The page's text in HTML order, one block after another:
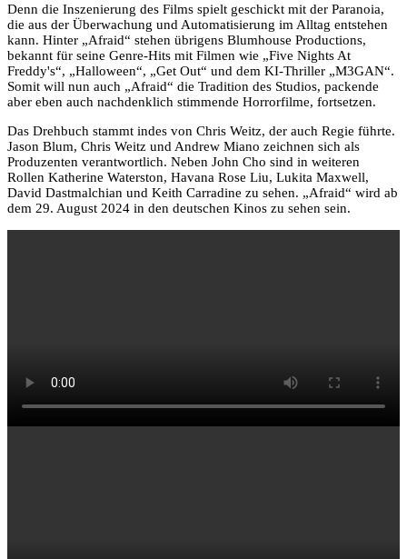
Denn die Inszenierung des Films spielt geschickt mit der Paranoia,
die aus der Überwachung und Automatisierung im Alltag entstehen
kann. Hinter „Afraid“ stehen übrigens Blumhouse Productions,
bekannt für seine Genre-Hits mit Filmen wie „Five Nights At
Freddy's“, „Halloween“, „Get Out“ und dem KI-Thriller „M3GAN“.
Somit will nun auch „Afraid“ die Tradition des Studios, packende
aber eben auch nachdenklich stimmende Horrorfilme, fortsetzen.
Das Drehbuch stammt indes von Chris Weitz, der auch Regie führte.
Jason Blum, Chris Weitz und Andrew Miano zeichnen sich als
Produzenten verantwortlich. Neben John Cho sind in weiteren
Rollen Katherine Waterston, Havana Rose Liu, Lukita Maxwell,
David Dastmalchian und Keith Carradine zu sehen. „Afraid“ wird ab
dem 29. August 2024 in den deutschen Kinos zu sehen sein.